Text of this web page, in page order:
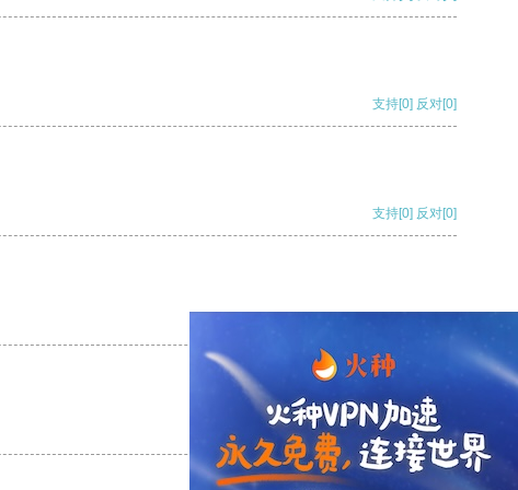
支持[0] 反对[0]
支持[0] 反对[0]
支持 [0] 反对 [0]